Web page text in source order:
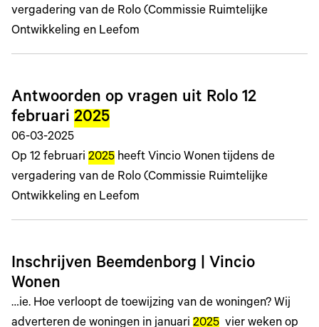
vergadering van de Rolo (Commissie Ruimtelijke
Ontwikkeling en Leefom
Antwoorden op vragen uit Rolo 12
februari 2025
06-03-2025
Op 12 februari 2025 heeft Vincio Wonen tijdens de
vergadering van de Rolo (Commissie Ruimtelijke
Ontwikkeling en Leefom
Inschrijven Beemdenborg | Vincio
Wonen
…ie. Hoe verloopt de toewijzing van de woningen? Wij
adverteren de woningen in januari 2025 vier weken op